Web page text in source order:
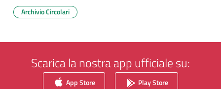
Archivio Circolari
Scarica la nostra app ufficiale su:
App Store Play Store